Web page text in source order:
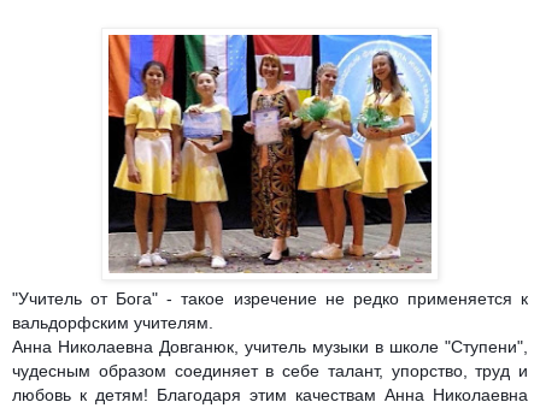
"Учитель от Бога" - такое изречение не редко применяется к
вальдорфским учителям.
Анна Николаевна Довганюк, учитель музыки в школе "Ступени",
чудесным образом соединяет в себе талант, упорство, труд и
любовь к детям! Благодаря этим качествам Анна Николаевна